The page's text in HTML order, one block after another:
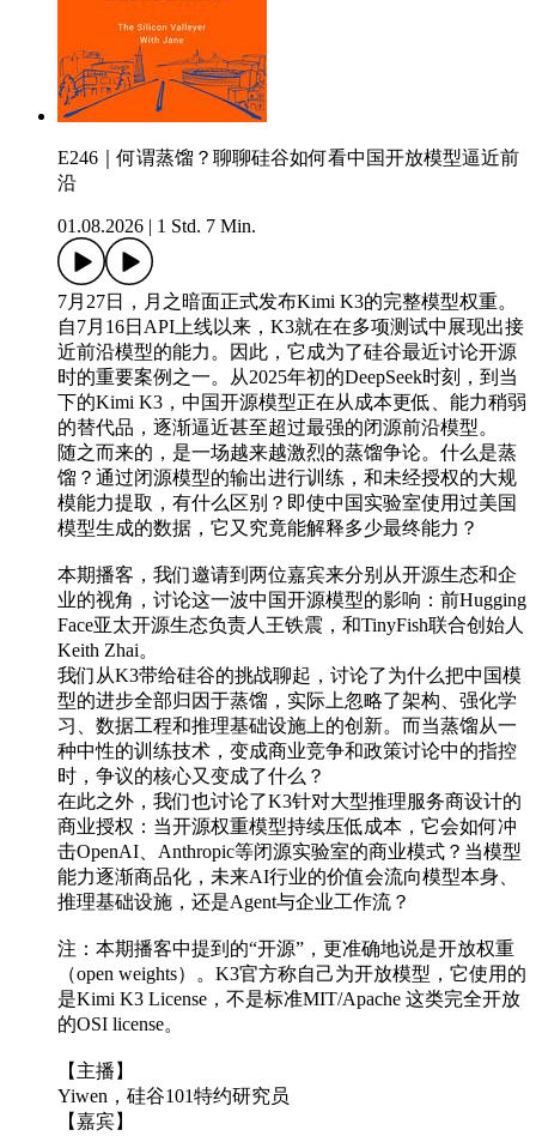
E246｜何谓蒸馏？聊聊硅谷如何看中国开放模型逼近前
沿
01.08.2026 1 Std. 7 Min.
7月27日，月之暗面正式发布Kimi K3的完整模型权重。
自7月16日API上线以来，K3就在在多项测试中展现出接
近前沿模型的能力。因此，它成为了硅谷最近讨论开源
时的重要案例之一。从2025年初的DeepSeek时刻，到当
下的Kimi K3，中国开源模型正在从成本更低、能力稍弱
的替代品，逐渐逼近甚至超过最强的闭源前沿模型。
随之而来的，是一场越来越激烈的蒸馏争论。什么是蒸
馏？通过闭源模型的输出进行训练，和未经授权的大规
模能力提取，有什么区别？即使中国实验室使用过美国
模型生成的数据，它又究竟能解释多少最终能力？
本期播客，我们邀请到两位嘉宾来分别从开源生态和企
业的视角，讨论这一波中国开源模型的影响：前Hugging
Face亚太开源生态负责人王铁震，和TinyFish联合创始人
Keith Zhai。
我们从K3带给硅谷的挑战聊起，讨论了为什么把中国模
型的进步全部归因于蒸馏，实际上忽略了架构、强化学
习、数据工程和推理基础设施上的创新。而当蒸馏从一
种中性的训练技术，变成商业竞争和政策讨论中的指控
时，争议的核心又变成了什么？
在此之外，我们也讨论了K3针对大型推理服务商设计的
商业授权：当开源权重模型持续压低成本，它会如何冲
击OpenAI、Anthropic等闭源实验室的商业模式？当模型
能力逐渐商品化，未来AI行业的价值会流向模型本身、
推理基础设施，还是Agent与企业工作流？
注：本期播客中提到的“开源”，更准确地说是开放权重
（open weights）。K3官方称自己为开放模型，它使用的
是Kimi K3 License，不是标准MIT/Apache 这类完全开放
的OSI license。
【主播】
Yiwen，硅谷101特约研究员
【嘉宾】